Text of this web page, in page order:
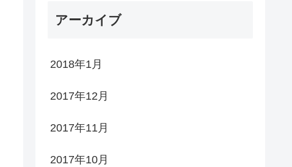
アーカイブ
2018年1月
2017年12月
2017年11月
2017年10月